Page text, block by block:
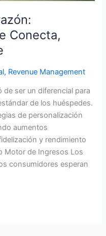
Conecta,
, Revenue Management
ser un diferencial para
de los huéspedes.
de personalización
aumentos
y rendimiento
Motor de Ingresos Los
consumidores esperan